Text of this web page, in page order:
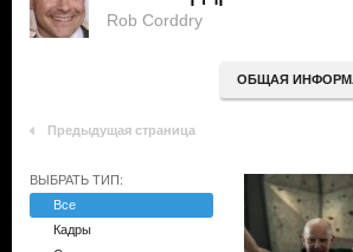
Rob Corddry
ОБЩАЯ
Предыдущая страница
ВЫБРАТЬ ТИП:
Все
Кадры